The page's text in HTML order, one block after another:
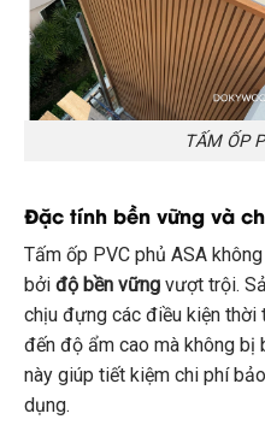
TẤM ỐP
Đặc tính bền vững và
Tấm ốp PVC phủ ASA
bởi độ bền vững vượt trội.
chịu đựng các điều kiện thời
đến độ ẩm cao mà không bị
này giúp tiết kiệm chi phí
dụng.